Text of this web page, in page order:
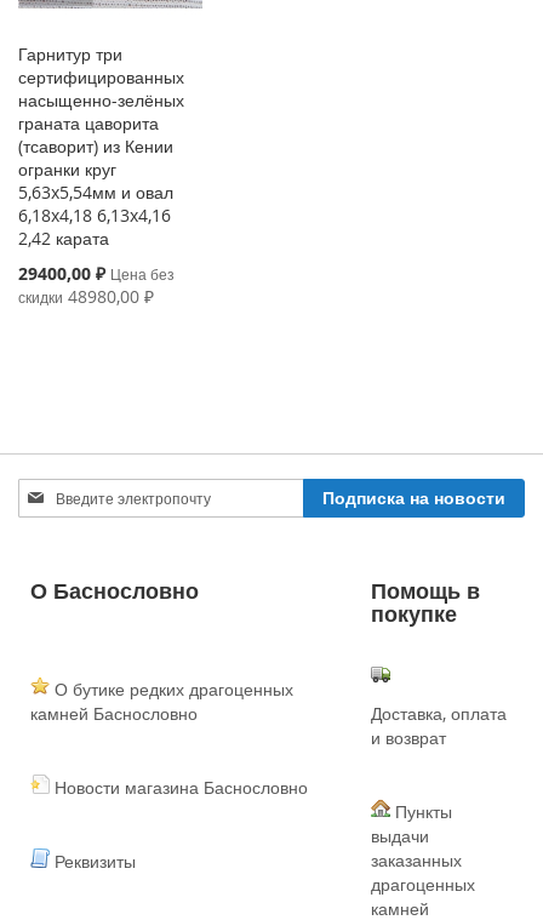
Гарнитур три
сертифицированных
насыщенно-зелёных
граната цаворита
(тсаворит) из Кении
огранки круг
5,63x5,54мм и овал
6,18x4,18 6,13x4,16
2,42 карата
Special
29400,00 ₽ Цена без
скидки 48980,00 ₽
Sign
Up
Newsletter:
Подписка на новости
О Баснословно Помощь в
покупке
О бутике редких драгоценных
камней Баснословно
Новости магазина Баснословно
Реквизиты
Доставка, оплата
и возврат
Пункты
выдачи
заказанных
драгоценных
камней